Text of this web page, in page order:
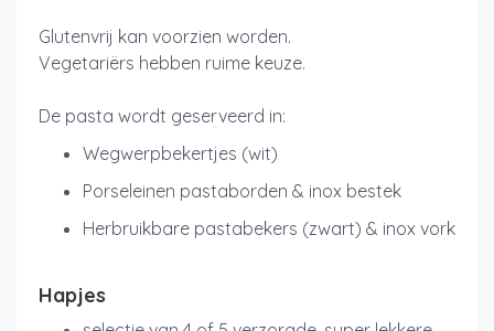
Glutenvrij kan voorzien worden.
Vegetariërs hebben ruime keuze.
De pasta wordt geserveerd in:
Wegwerpbekertjes (wit)
Porseleinen pastaborden & inox bestek
Herbruikbare pastabekers (zwart) & inox vork
Hapjes